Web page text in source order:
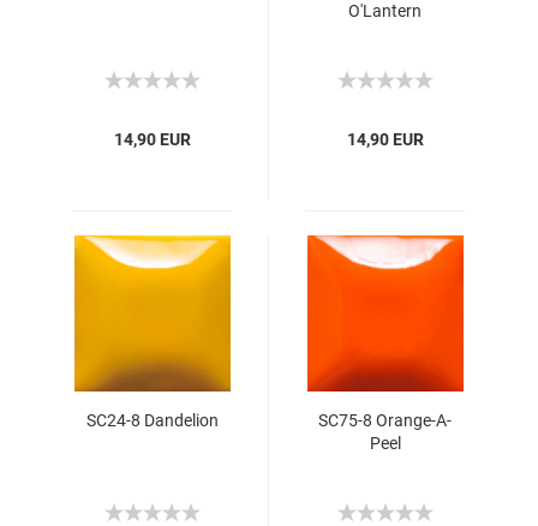
14,90 EUR
O'Lantern
14,90 EUR
SC24-8 Dandelion
SC75-8 Orange-A-
Peel